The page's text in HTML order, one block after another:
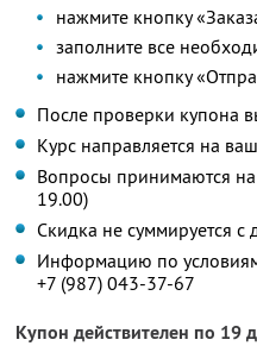
нажмите кнопку
заполните все
нажмите кнопку
После проверки купона
Курс направляется на
Вопросы принимаются
19.00)
Скидка не суммируется
Информацию по
+7 (987) 043-37-67
Купон действителен по 19